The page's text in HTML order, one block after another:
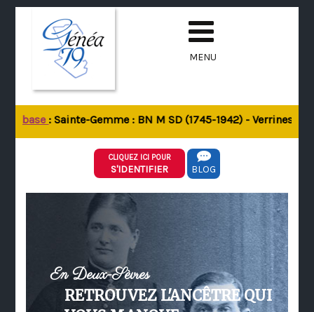
MENU
base: Sainte-Gemme : BN M SD (1745-1942) - Verrines-
CLIQUEZ ICI POUR
S'IDENTIFIER BLOG
En Deux-Sèvres
RETROUVEZ L'ANCÊTRE QUI